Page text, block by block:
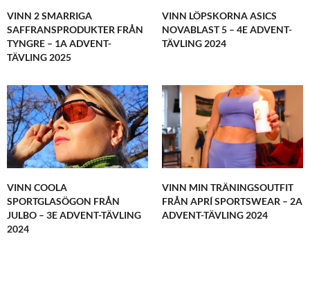
VINN 2 SMARRIGA
SAFFRANSPRODUKTER FRÅN
TYNGRE – 1A ADVENT-
TÄVLING 2025
VINN LÖPSKORNA ASICS
NOVABLAST 5 – 4E ADVENT-
TÄVLING 2024
VINN COOLA
SPORTGLASÖGON FRÅN
JULBO – 3E ADVENT-TÄVLING
2024
VINN MIN TRÄNINGSOUTFIT
FRÅN APRÍ SPORTSWEAR – 2A
ADVENT-TÄVLING 2024